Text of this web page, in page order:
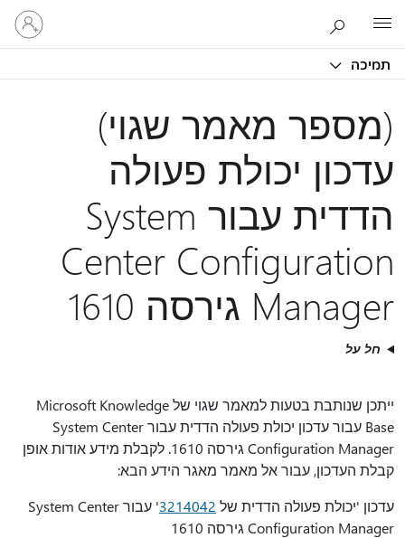
תמיכה
היכנס
לחשבון
שלך
(מספר מאמר שגוי)
עדכון יכולת פעולה
הדדית עבור System
Center Configuration
Manager גירסה 1610
חל על
ייתכן שנותבת בטעות למאמר שגוי של Microsoft Knowledge
Base עבור עדכון יכולת פעולה הדדית עבור System Center
Configuration Manager גירסה 1610. לקבלת מידע אודות אופן
קבלת העדכון, עבור אל מאמר מאגר הידע הבא:
עדכון 'יכולת פעולה הדדית של 3214042
' עבור System Center
Configuration Manager גירסה 1610